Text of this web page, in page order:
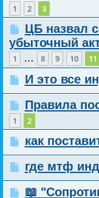
1 2 3
ЦБ назвал
убыточный
1 … 8 9 10 11
И это все
Правила
1 2
как
где мтф
📖